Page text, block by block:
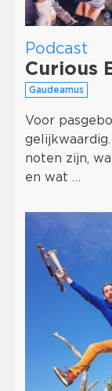
Podcast
Curious
Gaudeamus
Voor
noten zijn,
en wat …